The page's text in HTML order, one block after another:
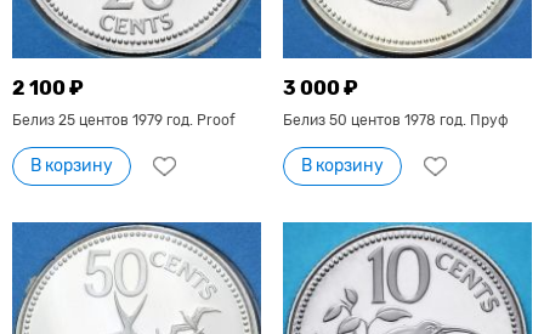
2 100 ₽
Белиз 25 центов 1979 год. Proof
В корзину
3 000 ₽
Белиз 50 центов 1978 год. Пруф
В корзину